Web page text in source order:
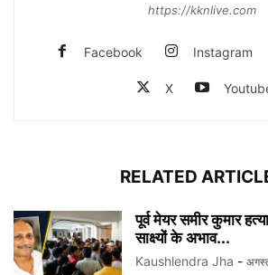
https://kknlive.com
Facebook Instagram
X
RELATED
पूर्व मेयर समीर कुमार
साक्ष्यों के अभाव...
Kaushlendra Jha -